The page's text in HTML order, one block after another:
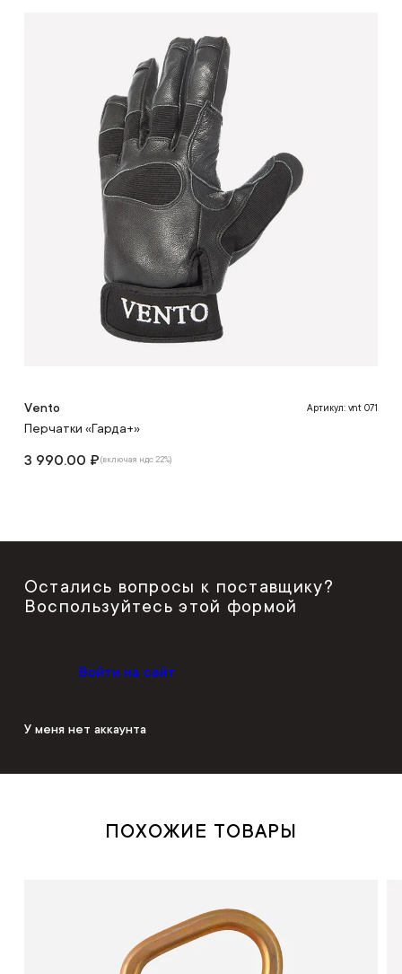
Vento Артикул: vnt 071
Перчатки «Гарда+»
3 990.00 ₽(включая ндс 22%)
Остались вопросы к поставщику?
Воспользуйтесь этой формой
Войти на сайт
У меня нет аккаунта
ПОХОЖИЕ ТОВАРЫ